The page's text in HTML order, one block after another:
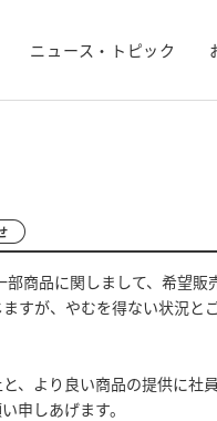
ニュース・トピック
商品に関しまして、希望販
すが、やむを得ない状況と
、より良い商品の提供に社
申しあげます。